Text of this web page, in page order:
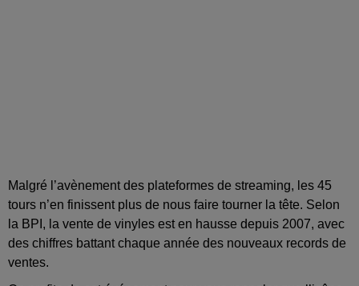
Malgré l’avènement des plateformes de streaming, les 45
tours n’en finissent plus de nous faire tourner la tête. Selon
la BPI, la vente de vinyles est en hausse depuis 2007, avec
des chiffres battant chaque année des nouveaux records de
ventes.